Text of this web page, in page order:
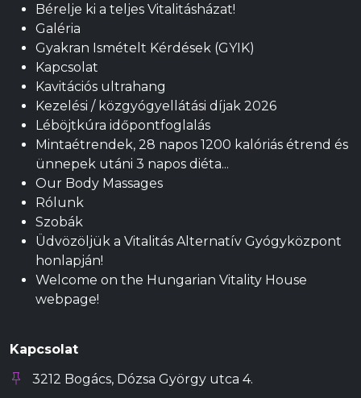
Bérelje ki a teljes Vitalitásházat!
Galéria
Gyakran Ismételt Kérdések (GYIK)
Kapcsolat
Kavitációs ultrahang
Kezelési / közgyógyellátási díjak 2026
Léböjtkúra időpontfoglalás
Mintaétrendek, 28 napos 1200 kalóriás étrend és
ünnepek utáni 3 napos diéta...
Our Body Massages
Rólunk
Szobák
Üdvözöljük a Vitalitás Alternatív Gyógyközpont
honlapján!
Welcome on the Hungarian Vitality House
webpage!
Kapcsolat
3212 Bogács, Dózsa György utca 4.